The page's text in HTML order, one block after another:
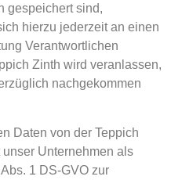
gespeichert sind,
hierzu jederzeit an einen
Verantwortlichen
Zinth wird veranlassen,
nachgekommen
Daten von der Teppich
Unternehmen als
1 DS-GVO zur